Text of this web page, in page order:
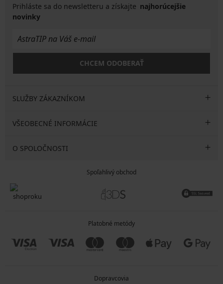
Prihláste sa do newsletteru a získajte najhorúcejšie
novinky
CHCEM ODOBERAŤ
SLUŽBY ZÁKAZNÍKOM
VŠEOBECNÉ INFORMÁCIE
O SPOLOČNOSTI
Spoľahlivý obchod
Platobné metódy
Dopravcovia